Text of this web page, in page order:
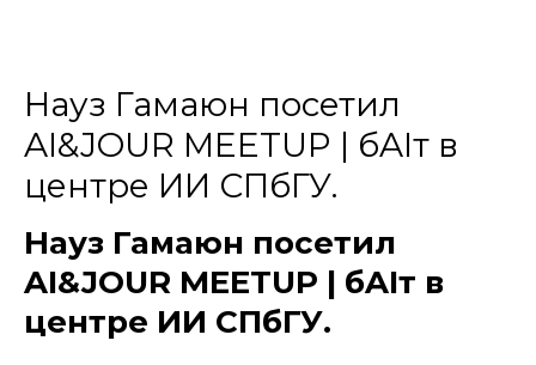
Науз Гамаюн посетил
AI&JOUR MEETUP | бAIт в
центре ИИ СПбГУ.
Науз Гамаюн посетил
AI&JOUR MEETUP | бAIт в
центре ИИ СПбГУ.